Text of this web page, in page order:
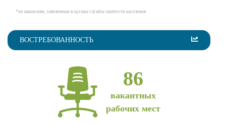
*по вакансиям, заявленным в органы службы занятости населения
ВОСТРЕБОВАННОСТЬ
86
вакантных
рабочих мест